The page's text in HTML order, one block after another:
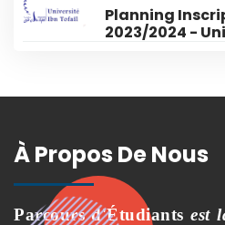
Planning
2023/2024 -
À Propos De Nous
Parcours d'Étudiants est